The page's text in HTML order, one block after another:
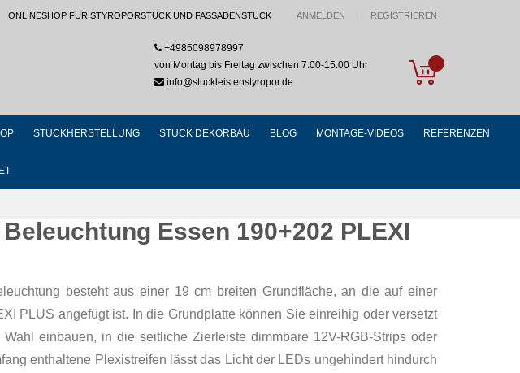
ONLINESHOP FÜR STYROPORSTUCK UND FASSADENSTUCK ANMELDEN REGISTRIEREN
My Cart
+4985098978997
von Montag bis Freitag zwischen 7.00-15.00 Uhr
info@stuckleistenstyropor.de
STUCKHERSTELLUNG STUCK DEKORBAU BLOG MONTAGE-VIDEOS REFERENZEN
Essen 190+202 PLEXI
besteht aus einer 19 cm breiten Grundfläche, an die auf einer
PLUS angefügt ist. In die Grundplatte können Sie einreihig oder versetzt
einbauen, in die seitliche Zierleiste dimmbare 12V-RGB-Strips oder
enthaltene Plexistreifen lässt das Licht der LEDs ungehindert hindurch